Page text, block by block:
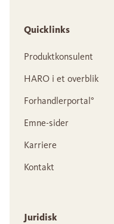
Quicklinks
Produktkonsulent
HARO i et overblik
Forhandlerportal°
Emne-sider
Karriere
Kontakt
Juridisk